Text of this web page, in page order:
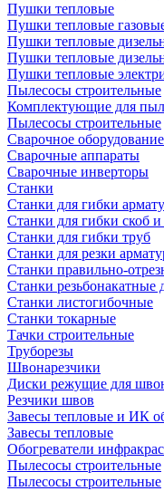
Пушки тепловые
Пушки тепловые
Пушки тепловые
Пушки тепловые
Пушки тепловые
Пылесосы строительные
Комплектующие для
Пылесосы строительные
Сварочное оборудование
Сварочные аппараты
Сварочные инверторы
Станки
Станки для гибки
Станки для гибки скоб и
Станки для гибки труб
Станки для резки
Станки правильно-
Станки резьбонакатные
Станки листогибочные
Станки токарные
Тачки строительные
Труборезы
Швонарезчики
Диски режущие для
Резчики швов
Завесы тепловые и ИК
Завесы тепловые
Обогреватели
Пылесосы строительные
Пылесосы строительные